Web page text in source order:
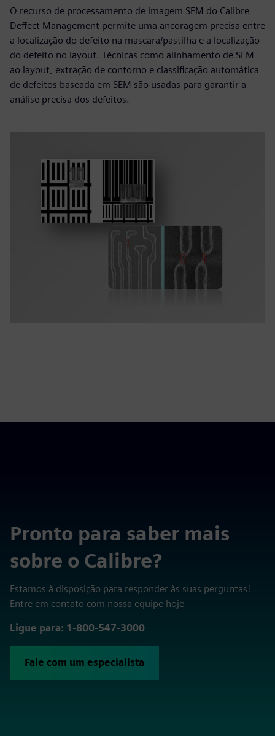
O recurso de processamento de imagem SEM do Calibre
Deffect Management permite uma ancoragem precisa entre
a localização do defeito na mascara/pastilha e a localização
do defeito no layout. Técnicas como alinhamento de SEM
ao layout, extração de contorno e classificação automática
de defeitos baseada em SEM são usadas para garantir a
análise precisa dos defeitos.
Pronto para saber mais
sobre o Calibre?
Estamos à disposição para responder às suas perguntas!
Entre em contato com nossa equipe hoje
Ligue para: 1-800-547-3000
Fale com um especialista